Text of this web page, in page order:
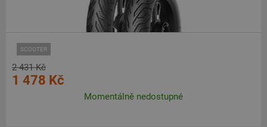
SCOOTER
2 431 Kč
1 478 Kč
Momentálně nedostupné